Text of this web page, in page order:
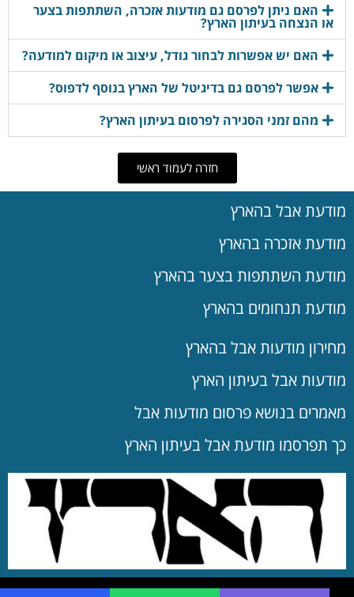
האם ניתן לפרסם גם מודעות אזכרה, השתתפות בצער
או הנצחה בעיתון הארץ?
האם יש אפשרות לבחור גודל, עיצוב או מיקום למודעה?
אפשר לפרסם גם בדיגיטל של הארץ בנוסף לדפוס?
מהם זמני הסגירה לפרסום בעיתון הארץ?
חזרה לעמוד ראשי
מודעת אבל בהארץ
מודעת אזכרה בהארץ
מודעת השתתפות בצער בהארץ
מודעת תנחומים בהארץ
מחירון מודעות אבל בהארץ
מודעות אבל בעיתון הארץ
מאמרים בנושא פרסום מודעות אבל
כך תפרסמו מודעת אבל בעיתון הארץ